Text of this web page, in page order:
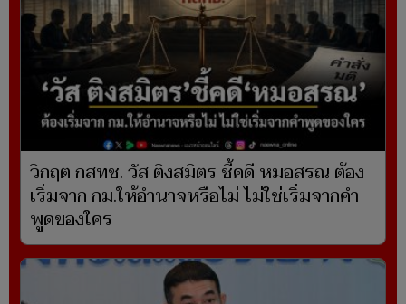
วิกฤต กสทช. วัส ติงสมิตร ชี้คดี หมอสรณ ต้อง
เริ่มจาก กม.ให้อำนาจหรือไม่ ไม่ใช่เริ่มจากคำ
พูดของใคร